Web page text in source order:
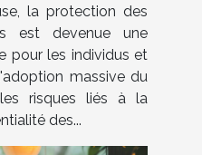
la protection des
est devenue une
pour les individus et
massive du
risques liés à la
des...